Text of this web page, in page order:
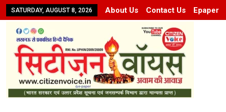
SATURDAY, AUGUST 8, 2026 About Us Contact Us Epaper